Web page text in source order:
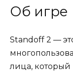
Об игре
Standoff 2 —
лица, который